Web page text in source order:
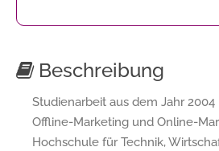
Beschreibung
Studienarbeit aus dem Jahr
Offline-Marketing und Online-
Hochschule für Technik,